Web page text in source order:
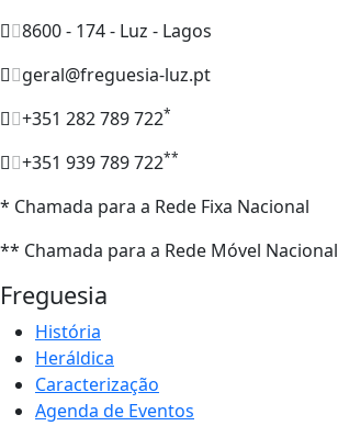
8600 - 174 - Luz - Lagos
geral@freguesia-luz.pt
+351 282 789 722*
+351 939 789 722**
* Chamada para a Rede Fixa Nacional
** Chamada para a Rede Móvel Nacional
Freguesia
História
Heráldica
Caracterização
Agenda de Eventos